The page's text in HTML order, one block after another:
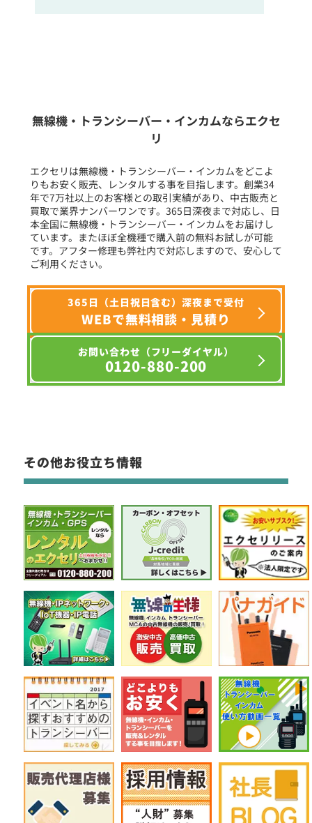
フリーワード入力(製品名等)
選択条件をリセット
無線機・トランシーバー・インカムならエクセ
リ
エクセリは無線機・トランシーバー・インカムをどこよ
りもお安く販売、レンタルする事を目指します。創業34
年で7万社以上のお客様との取引実績があり、中古販売と
買取で業界ナンバーワンです。365日深夜まで対応し、日
本全国に無線機・トランシーバー・インカムをお届けし
ています。またほぼ全機種で購入前の無料お試しが可能
です。アフター修理も弊社内で対応しますので、安心して
ご利用ください。
365日（土日祝日含む）深夜まで受付
WEBで無料相談・見積り
お問い合わせ（フリーダイヤル）
0120-880-200
その他お役立ち情報